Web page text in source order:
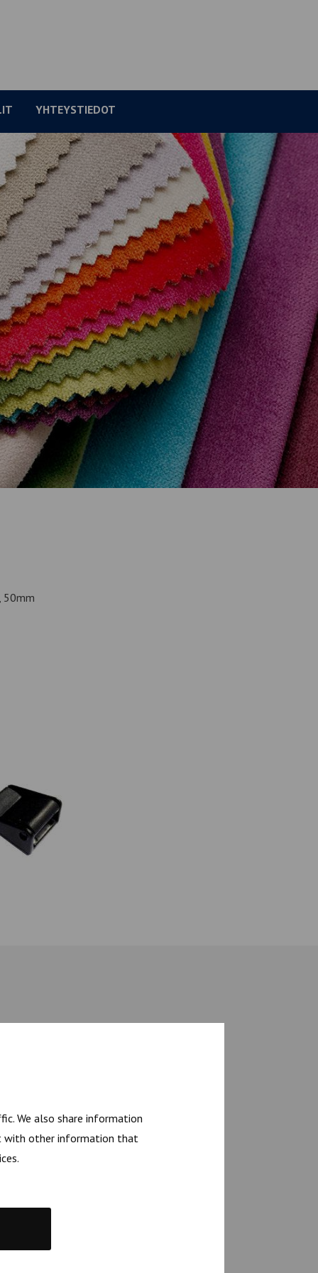
We also share information
with other information that
YHTEYSTIEDOT
50mm